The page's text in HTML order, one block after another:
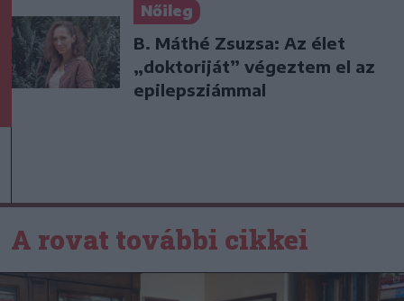
Nőileg
B. Máthé Zsuzsa: Az élet
„doktoriját” végeztem el az
epilepsziámmal
A rovat további cikkei